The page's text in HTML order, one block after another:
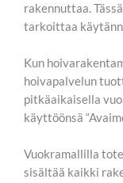
rakennuttaa.
tarkoittaa
Kun
hoivapalvelun
pitkäaikaisella
käyttöönsä
Vuokramallilla
sisältää kaikki